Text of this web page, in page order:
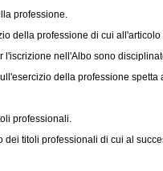
professione.
della professione di cui
nell'Albo sono
della professione spetta
professionali.
titoli professionali di cui al